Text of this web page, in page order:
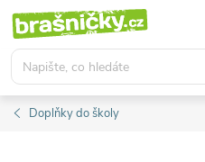
Přejít
obsah
Doplňky do školy